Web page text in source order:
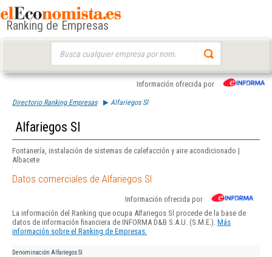
Ranking de Empresas
Información ofrecida por
Directorio Ranking Empresas Alfariegos Sl
Alfariegos Sl
Fontanería, instalación de sistemas de calefacción y aire acondicionado |
Albacete
Datos comerciales de Alfariegos Sl
Información ofrecida por
La información del Ranking que ocupa Alfariegos Sl procede de la base de
datos de información financiera de INFORMA D&B S.A.U. (S.M.E.). Más
información sobre el Ranking de Empresas.
Denominación Alfariegos Sl